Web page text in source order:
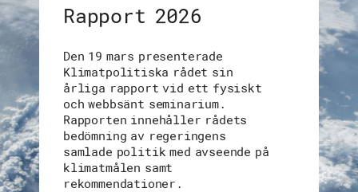
Rapport 2026
Den 19 mars presenterade
Klimatpolitiska rådet sin
årliga rapport vid ett fysiskt
och webbsänt seminarium.
Rapporten innehåller rådets
bedömning av regeringens
samlade politik med avseende på
klimatmålen samt
rekommendationer.